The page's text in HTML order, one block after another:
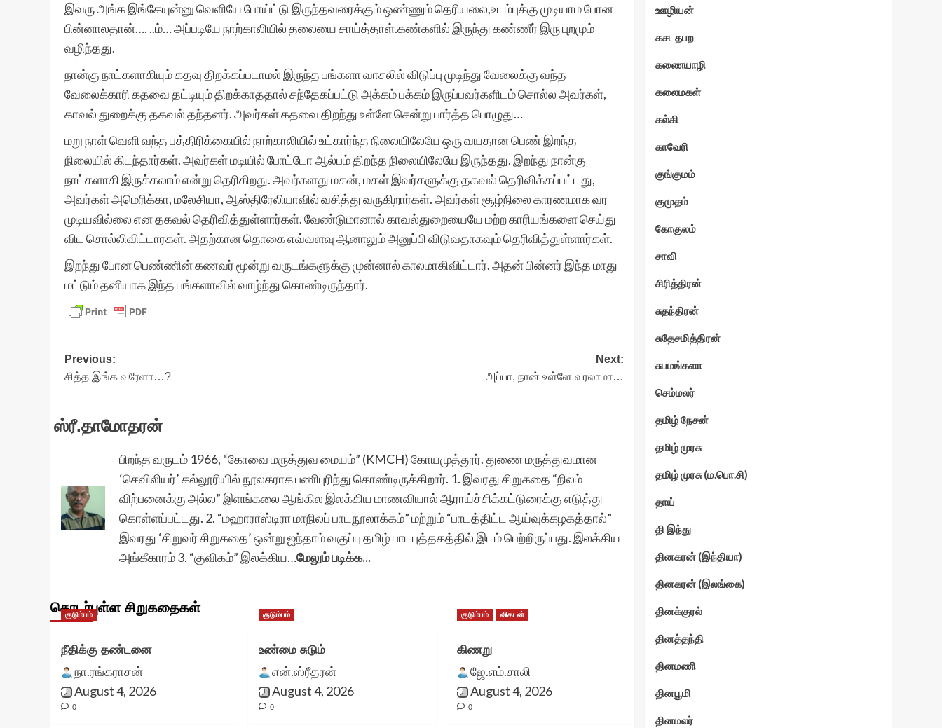
இவரு அங்க இங்கேயுன்னு வெளியே போய்ட்டு இருந்தவரைக்கும் ஒண்ணும் தெரியலை,உடம்புக்கு முடியாம போன
பின்னாலதான்…. ..ம்… அப்படியே நாற்காலியில் தலையை சாய்த்தாள்.கண்களில் இருந்து கண்ணீர் இரு புறமும்
வழிந்தது.
நான்கு நாட்களாகியும் கதவு திறக்கப்படாமல் இருந்த பங்களா வாசலில் விடுப்பு முடிந்து வேலைக்கு வந்த
வேலைக்காரி கதவை தட்டியும் திறக்காததால் சந்தேகப்பட்டு அக்கம் பக்கம் இருப்பவர்களிடம் சொல்ல அவர்கள்,
காவல் துறைக்கு தகவல் தந்தனர். அவர்கள் கதவை திறந்து உள்ளே சென்று பார்த்த பொழுது…
மறு நாள் வெளி வந்த பத்திரிக்கையில் நாற்காலியில் உட்கார்ந்த நிலையிலேயே ஒரு வயதான பெண் இறந்த
நிலையில் கிடந்தார்கள். அவர்கள் மடியில் போட்டோ ஆல்பம் திறந்த நிலையிலேயே இருந்தது. இறந்து நான்கு
நாட்களாகி இருக்கலாம் என்று தெரிகிறது. அவர்களது மகன், மகள் இவர்களுக்கு தகவல் தெரிவிக்கப்பட்டது,
அவர்கள் அமெரிக்கா, மலேசியா, ஆஸ்திரேலியாவில் வசித்து வருகிறார்கள். அவர்கள் சூழ்நிலை காரணமாக வர
முடியவில்லை என தகவல் தெரிவித்துள்ளார்கள். வேண்டுமானால் காவல்துறையையே மற்ற காரியங்களை செய்து
விட சொல்லிவிட்டாரகள். அதற்கான தொகை எவ்வளவு ஆனாலும் அனுப்பி விடுவதாகவும் தெரிவித்துள்ளார்கள்.
இறந்து போன பெண்ணின் கணவர் மூன்று வருடங்களுக்கு முன்னால் காலமாகிவிட்டார். அதன் பின்னர் இந்த மாது
மட்டும் தனியாக இந்த பங்களாவில் வாழ்ந்து கொண்டிருந்தார்.
Post
navigation
Previous:
சித்த இங்க வரேளா…?
Next:
அப்பா, நான் உள்ளே வரலாமா…
ஸ்ரீ.தாமோதரன்
பிறந்த வருடம் 1966, “கோவை மருத்துவ மையம்” (KMCH) கோயமுத்தூர். துணை மருத்துவமான
‘செவிலியர்’ கல்லூரியில் நூலகராக பணிபுரிந்து கொண்டிருக்கிறார். 1. இவரது சிறுகதை “நிலம்
விற்பனைக்கு அல்ல” இளங்கலை ஆங்கில இலக்கிய மாணவியால் ஆராய்ச்சிக்கட்டுரைக்கு எடுத்து
கொள்ளப்பட்டது. 2. “மஹாராஸ்டிரா மாநிலப் பாடநூலாக்கம்” மற்றும் “பாடத்திட்ட ஆய்வுக்கழகத்தால்”
இவரது ‘சிறுவர் சிறுகதை’ ஒன்று ஐந்தாம் வகுப்பு தமிழ் பாடபுத்தகத்தில் இடம் பெற்றிருப்பது. இலக்கிய
அங்கீகாரம் 3. “குவிகம்” இலக்கிய…மேலும் படிக்க...
தொடர்புள்ள சிறுகதைகள்
குடும்பம்
நீதிக்கு தண்டனை
நா.ரங்கராசன்
August 4, 2026
0
குடும்பம்
உண்மை சுடும்
என்.ஸ்ரீதரன்
August 4, 2026
0
குடும்பம் விகடன்
கிணறு
ஜே.எம்.சாலி
August 4, 2026
0
ஊழியன்
கசடதபற
கணையாழி
கலைமகள்
கல்கி
காவேரி
குங்குமம்
குமுதம்
கோகுலம்
சாவி
சிரித்திரன்
சுதந்திரன்
சுதேசமித்திரன்
சுபமங்களா
செம்மலர்
தமிழ் நேசன்
தமிழ் முரசு
தமிழ் முரசு (ம.பொ.சி)
தாய்
தி இந்து
தினகரன் (இந்தியா)
தினகரன் (இலங்கை)
தினக்குரல்
தினத்தந்தி
தினமணி
தினபூமி
தினமலர்